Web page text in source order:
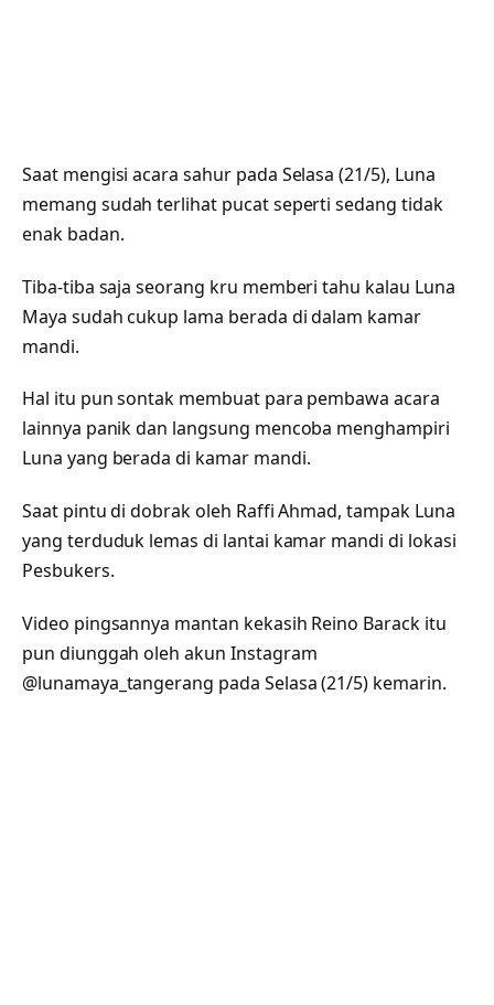
Saat mengisi acara sahur pada Selasa (21/5), Luna
memang sudah terlihat pucat seperti sedang tidak
enak badan.
Tiba-tiba saja seorang kru memberi tahu kalau Luna
Maya sudah cukup lama berada di dalam kamar
mandi.
Hal itu pun sontak membuat para pembawa acara
lainnya panik dan langsung mencoba menghampiri
Luna yang berada di kamar mandi.
Saat pintu di dobrak oleh Raffi Ahmad, tampak Luna
yang terduduk lemas di lantai kamar mandi di lokasi
Pesbukers.
Video pingsannya mantan kekasih Reino Barack itu
pun diunggah oleh akun Instagram
@lunamaya_tangerang pada Selasa (21/5) kemarin.